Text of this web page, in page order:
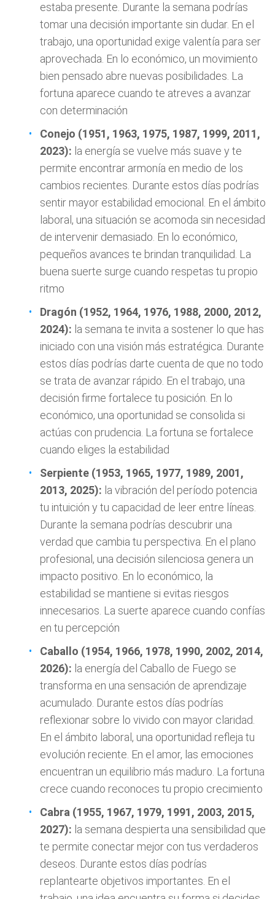
estaba presente. Durante la semana podrías
tomar una decisión importante sin dudar. En el
trabajo, una oportunidad exige valentía para ser
aprovechada. En lo económico, un movimiento
bien pensado abre nuevas posibilidades. La
fortuna aparece cuando te atreves a avanzar
con determinación
Conejo (1951, 1963, 1975, 1987, 1999, 2011,
2023): la energía se vuelve más suave y te
permite encontrar armonía en medio de los
cambios recientes. Durante estos días podrías
sentir mayor estabilidad emocional. En el ámbito
laboral, una situación se acomoda sin necesidad
de intervenir demasiado. En lo económico,
pequeños avances te brindan tranquilidad. La
buena suerte surge cuando respetas tu propio
ritmo
Dragón (1952, 1964, 1976, 1988, 2000, 2012,
2024): la semana te invita a sostener lo que has
iniciado con una visión más estratégica. Durante
estos días podrías darte cuenta de que no todo
se trata de avanzar rápido. En el trabajo, una
decisión firme fortalece tu posición. En lo
económico, una oportunidad se consolida si
actúas con prudencia. La fortuna se fortalece
cuando eliges la estabilidad
Serpiente (1953, 1965, 1977, 1989, 2001,
2013, 2025): la vibración del período potencia
tu intuición y tu capacidad de leer entre líneas.
Durante la semana podrías descubrir una
verdad que cambia tu perspectiva. En el plano
profesional, una decisión silenciosa genera un
impacto positivo. En lo económico, la
estabilidad se mantiene si evitas riesgos
innecesarios. La suerte aparece cuando confías
en tu percepción
Caballo (1954, 1966, 1978, 1990, 2002, 2014,
2026): la energía del Caballo de Fuego se
transforma en una sensación de aprendizaje
acumulado. Durante estos días podrías
reflexionar sobre lo vivido con mayor claridad.
En el ámbito laboral, una oportunidad refleja tu
evolución reciente. En el amor, las emociones
encuentran un equilibrio más maduro. La fortuna
crece cuando reconoces tu propio crecimiento
Cabra (1955, 1967, 1979, 1991, 2003, 2015,
2027): la semana despierta una sensibilidad que
te permite conectar mejor con tus verdaderos
deseos. Durante estos días podrías
replantearte objetivos importantes. En el